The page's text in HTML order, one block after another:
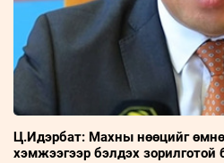
Ц.Идэрбат: Махны нөөцийг
хэмжээгээр бэлдэх